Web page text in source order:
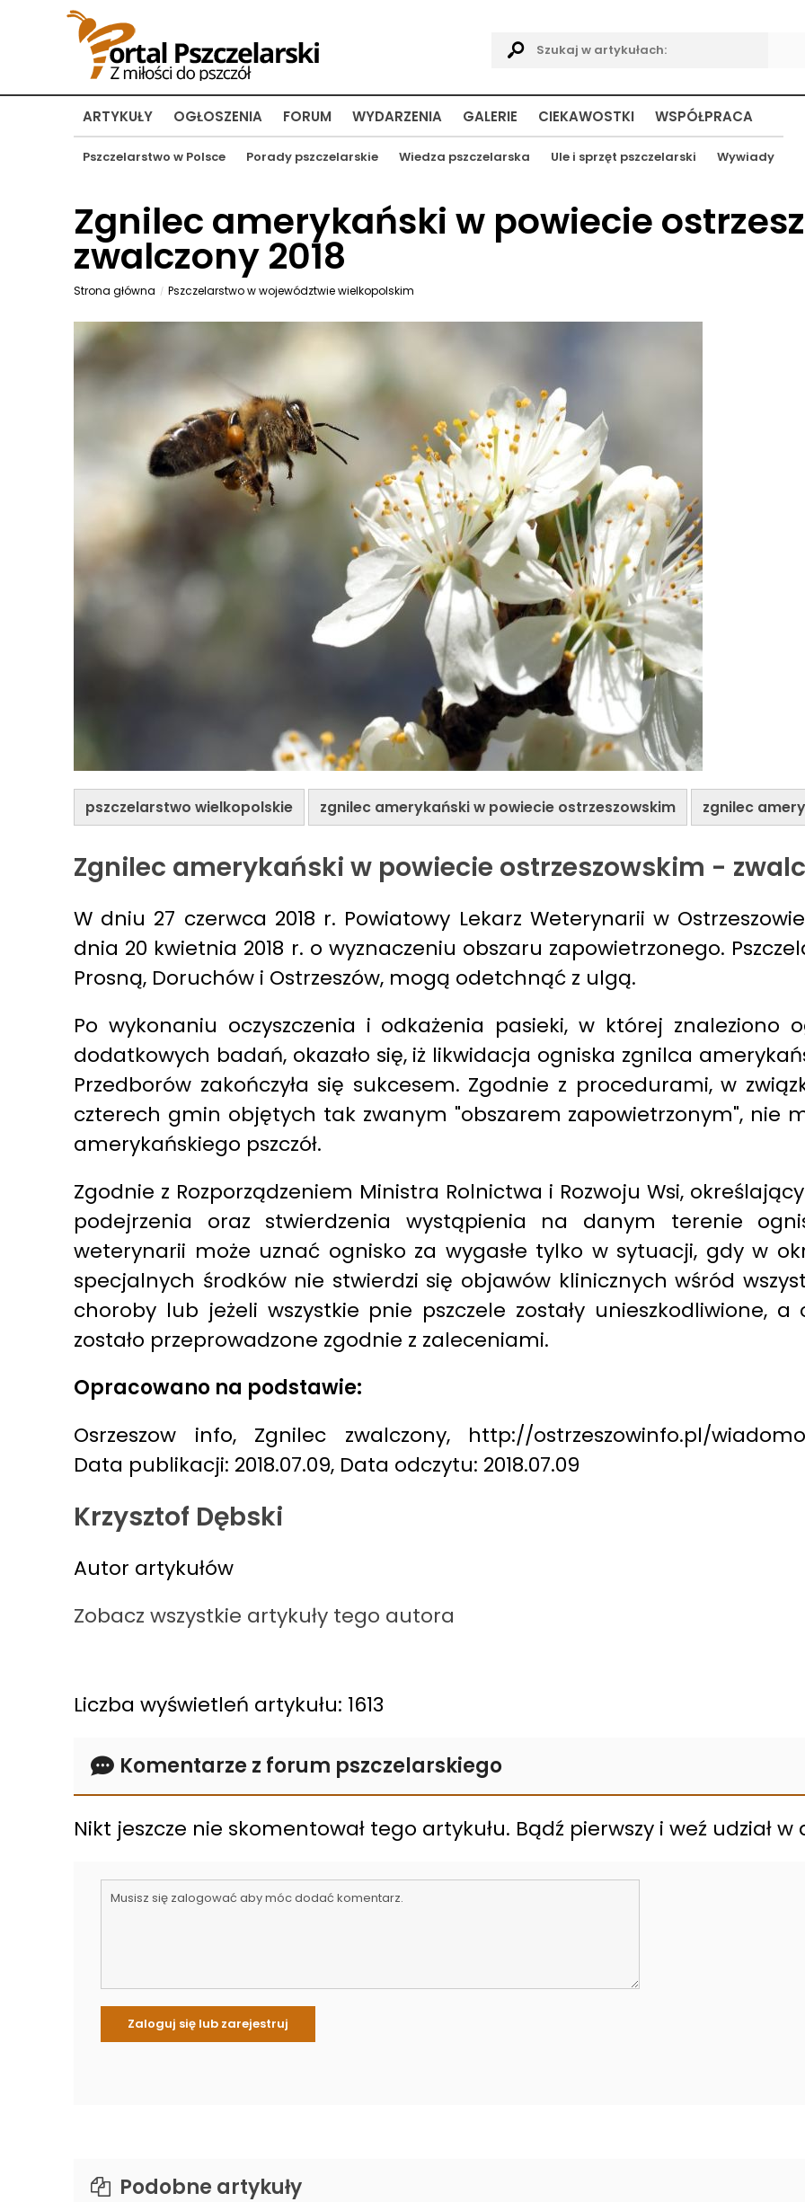
ARTYKUŁY
Pszczelarstwo w Polsce Porady pszczelarskie Wiedza pszczelarska Ule i sprzęt pszczelarski Wywiady
OGŁOSZENIA FORUM WYDARZENIA GALERIE CIEKAWOSTKI WSPÓŁPRACA
Zgnilec amerykański w powiecie
zwalczony 2018
Strona główna Pszczelarstwo w województwie wielkopolskim
pszczelarstwo wielkopolskie zgnilec amerykański w powiecie ostrzeszowskim zgnilec
Zgnilec amerykański w powiecie ostrzeszowskim -
W dniu 27 czerwca 2018 r. Powiatowy Lekarz Weterynarii w
dnia 20 kwietnia 2018 r. o wyznaczeniu obszaru zapowietrzonego.
Prosną, Doruchów i Ostrzeszów, mogą odetchnąć z ulgą.
Po wykonaniu oczyszczenia i odkażenia pasieki, w której znaleziono
dodatkowych badań, okazało się, iż likwidacja ogniska zgnilca
Przedborów zakończyła się sukcesem. Zgodnie z procedurami, w
czterech gmin objętych tak zwanym "obszarem zapowietrzonym", nie
amerykańskiego pszczół.
Zgodnie z Rozporządzeniem Ministra Rolnictwa i Rozwoju Wsi,
podejrzenia oraz stwierdzenia wystąpienia na danym terenie
weterynarii może uznać ognisko za wygasłe tylko w sytuacji, gdy w
specjalnych środków nie stwierdzi się objawów klinicznych wśród
choroby lub jeżeli wszystkie pnie pszczele zostały unieszkodliwione, a
zostało przeprowadzone zgodnie z zaleceniami.
Opracowano na podstawie:
Osrzeszow info, Zgnilec zwalczony, http://ostrzeszowinfo.pl/
Data publikacji: 2018.07.09, Data odczytu: 2018.07.09
Krzysztof Dębski
Autor artykułów
Zobacz wszystkie artykuły tego autora
Liczba wyświetleń artykułu: 1613
Komentarze z forum pszczelarskiego
Nikt jeszcze nie skomentował tego artykułu. Bądź pierwszy i weź udział w
Podobne artykuły